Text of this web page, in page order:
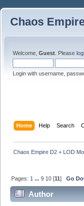
Chaos
Welcome, Guest . Please
Login with username,
Home Help Search
Chaos Empire D2 + LOD
Pages: 1 ...9 10 [11]Go
Author